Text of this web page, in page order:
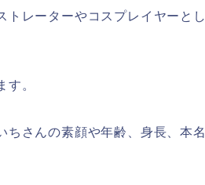
トレーターやコスプレイヤーとし
す。
ちさんの素顔や年齢、身長、本名